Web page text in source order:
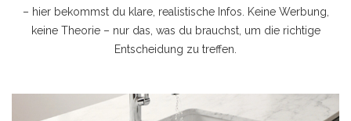
– hier bekommst du klare, realistische Infos. Keine Werbung,
keine Theorie – nur das, was du brauchst, um die richtige
Entscheidung zu treffen.